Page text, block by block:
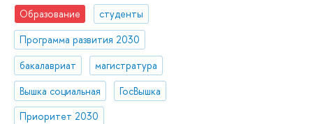
Образование
студенты
Программа развития 2030
бакалавриат
магистратура
Вышка социальная
ГосВышка
Приоритет 2030